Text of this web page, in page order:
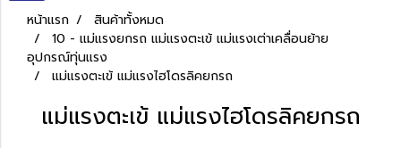
หน้าแรก
สินค้าทั้งหมด
10 - แม่แรงยกรถ แม่แรงตะเข้ แม่แรงเต่าเคลื่อนย้าย
อุปกรณ์ทุ่นแรง
แม่แรงตะเข้ แม่แรงไฮโดรลิคยกรถ
แม่แรงตะเข้ แม่แรงไฮโดรลิคยกรถ